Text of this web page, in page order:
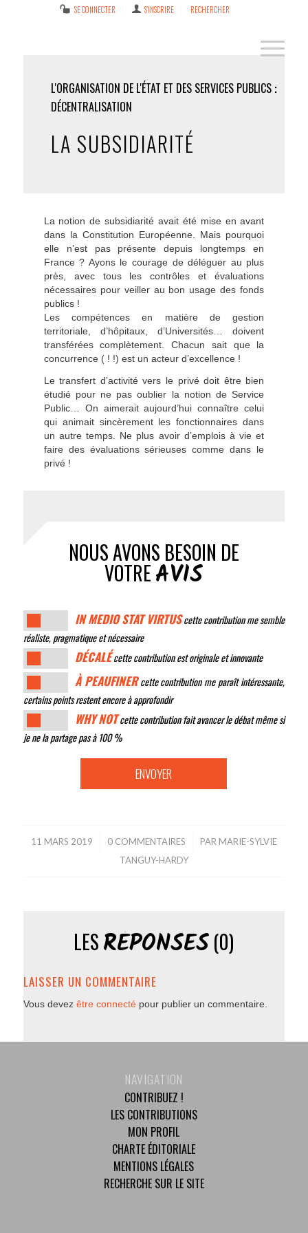
SE CONNECTER S’INSCRIRE RECHERCHER
L'ORGANISATION DE L'ÉTAT ET DES SERVICES PUBLICS
DÉCENTRALISATION
LA SUBSIDIARITÉ
La notion de subsidiarité avait été mise en avant
dans la Constitution Européenne. Mais pourquoi
elle n’est pas présente depuis longtemps en
France ? Ayons le courage de déléguer au plus
près, avec tous les contrôles et évaluations
nécessaires pour veiller au bon usage des fonds
publics !
Les compétences en matière de gestion
territoriale, d’hôpitaux, d’Universités… doivent
transférées complètement. Chacun sait que la
concurrence ( ! !) est un acteur d’excellence !
Le transfert d’activité vers le privé doit être bien
étudié pour ne pas oublier la notion de Service
Public… On aimerait aujourd’hui connaître celui
qui animait sincèrement les fonctionnaires dans
un autre temps. Ne plus avoir d’emplois à vie et
faire des évaluations sérieuses comme dans le
privé !
NOUS AVONS BESOIN DE
VOTREAVIS
IN MEDIO STAT VIRTUScette contribution me semble
réaliste, pragmatique et nécessaire
DÉCALÉcette contribution est originale et innovante
À PEAUFINERcette contribution me paraît intéressante,
certains points restent encore à approfondir
WHY NOTcette contribution fait avancer le débat même si
je ne la partage pas à 100 %
11 MARS 2019
/ 0 COMMENTAIRES
/ PAR MARIE-SYLVIE
TANGUY-HARDY
LESRÉPONSES(0)
LAISSER UN COMMENTAIRE
Vous devez être connectépour publier un commentaire.
NAVIGATION
CONTRIBUEZ !
LES CONTRIBUTIONS
MON PROFIL
CHARTE ÉDITORIALE
MENTIONS LÉGALES
RECHERCHE SUR LE SITE